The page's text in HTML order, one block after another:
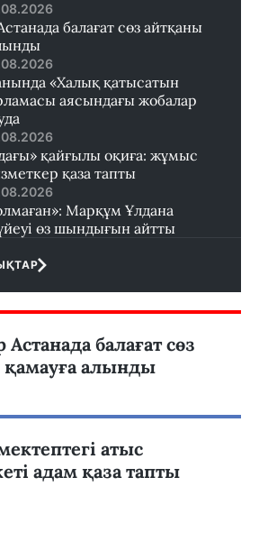
балағат сөз айтқаны
«Халық қатысатын
аясындағы жобалар
қайғылы оқиға: жұмыс
қаза тапты
Марқұм Ұлдана
өз шындығын айтты
Астанада балағат сөз
алынды
атыс
адам қаза тапты